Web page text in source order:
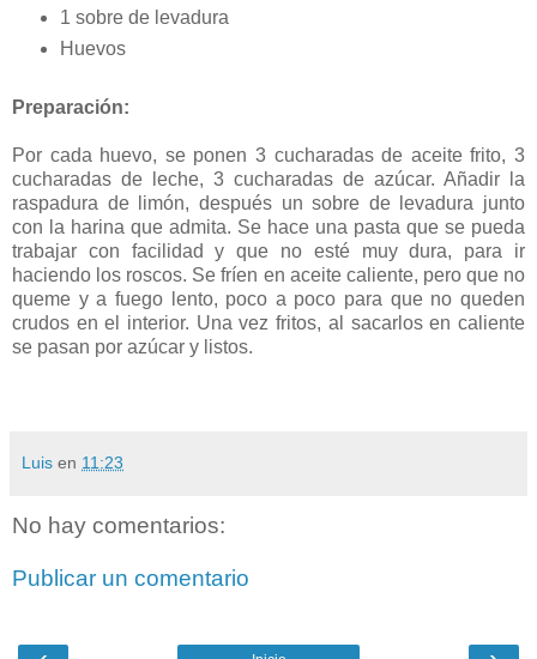
1 sobre de levadura
Huevos
Preparación:
Por cada huevo, se ponen 3 cucharadas de aceite frito, 3
cucharadas de leche, 3 cucharadas de azúcar. Añadir la
raspadura de limón, después un sobre de levadura junto
con la harina que admita. Se hace una pasta que se pueda
trabajar con facilidad y que no esté muy dura, para ir
haciendo los roscos. Se fríen en aceite caliente, pero que no
queme y a fuego lento, poco a poco para que no queden
crudos en el interior. Una vez fritos, al sacarlos en caliente
se pasan por azúcar y listos.
Luis en 11:23
No hay comentarios:
Publicar un comentario